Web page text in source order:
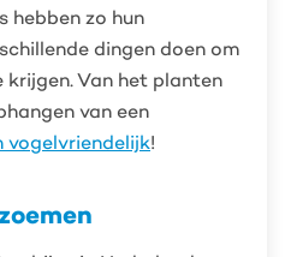
hebben zo hun
dingen doen om
krijgen. Van het planten
van een
vogelvriendelijk!